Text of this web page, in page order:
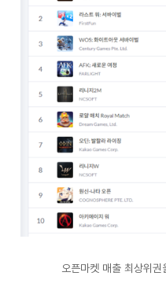
오픈마켓 매출 최상위